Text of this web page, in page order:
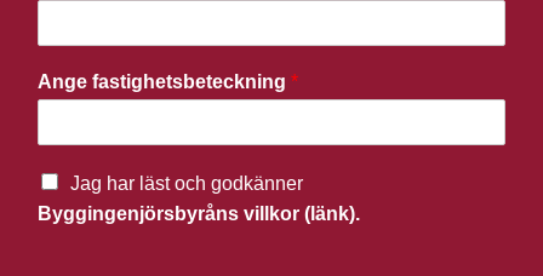
Ange fastighetsbeteckning *
Jag har läst och godkänner
Byggingenjörsbyråns villkor (länk).